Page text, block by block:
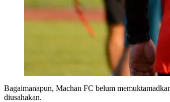
Bagaimanapun, Machan FC belum
diusahakan.